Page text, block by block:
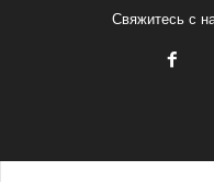
Свяжитесь с